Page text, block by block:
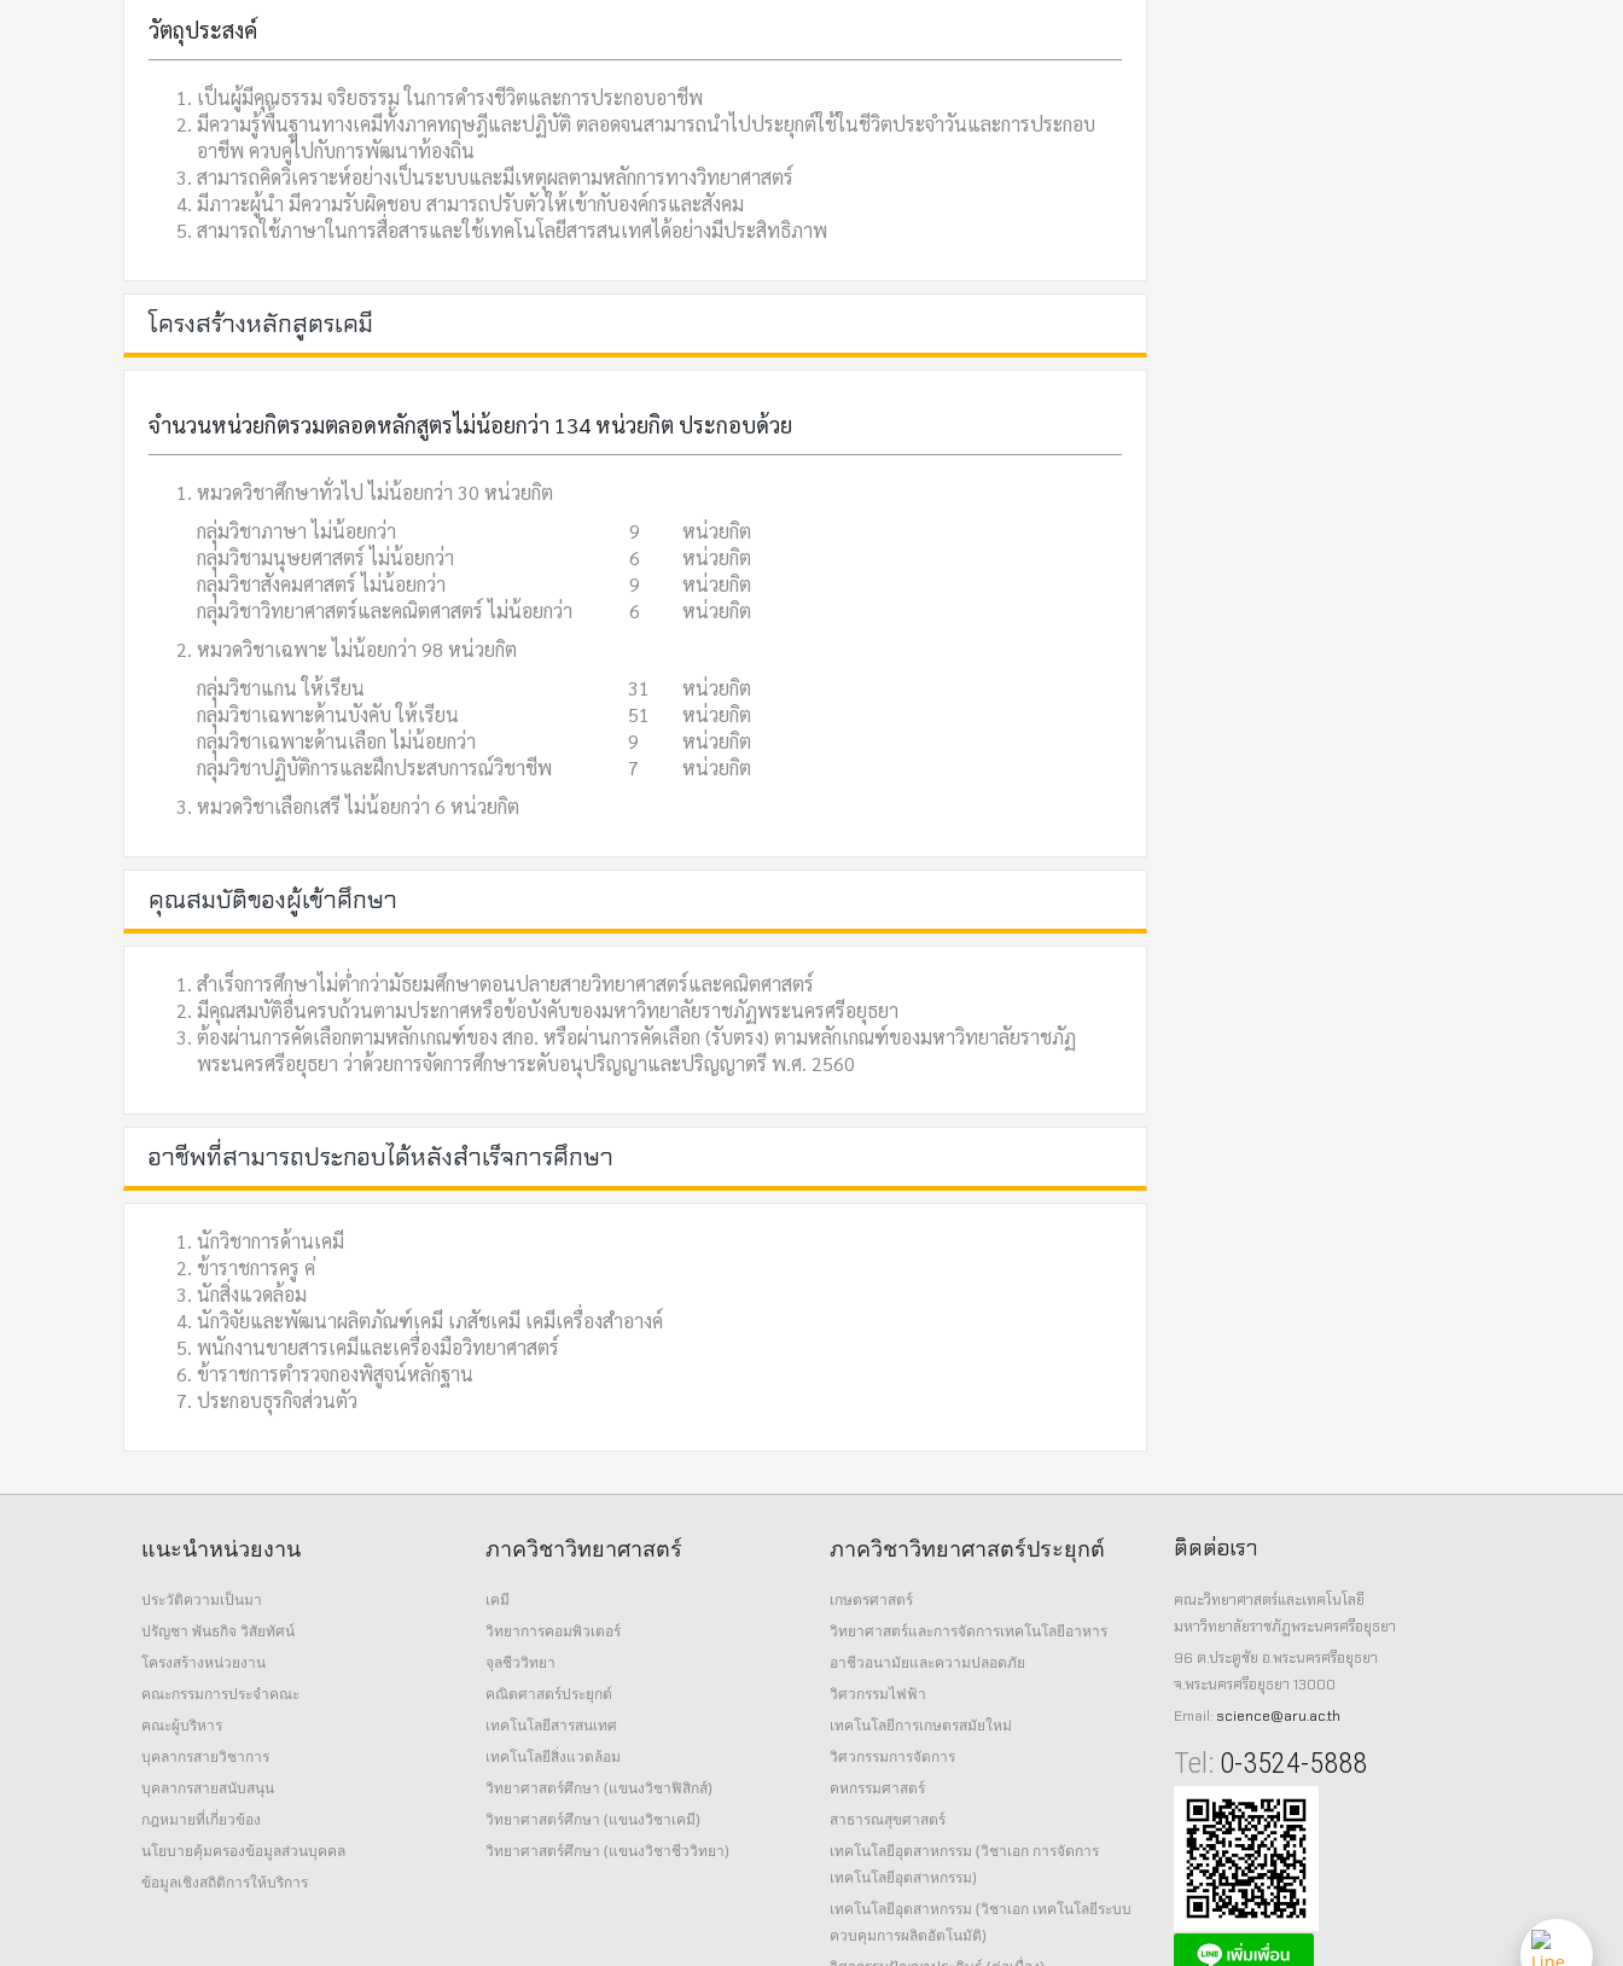
วัตถุประสงค์
เป็นผู้มีคุณธรรม จริยธรรม ในการดำรงชีวิตและการประกอบอาชีพ
มีความรู้พื้นฐานทางเคมีทั้งภาคทฤษฎีและปฏิบัติ ตลอดจนสามารถนำไปประยุกต์ใช้ในชีวิตประจำวันและการประกอบ
อาชีพ ควบคู่ไปกับการพัฒนาท้องถิ่น
สามารถคิดวิเคราะห์อย่างเป็นระบบและมีเหตุผลตามหลักการทางวิทยาศาสตร์
มีภาวะผู้นำ มีความรับผิดชอบ สามารถปรับตัวให้เข้ากับองค์กรและสังคม
สามารถใช้ภาษาในการสื่อสารและใช้เทคโนโลยีสารสนเทศได้อย่างมีประสิทธิภาพ
โครงสร้างหลักสูตรเคมี
จำนวนหน่วยกิตรวมตลอดหลักสูตรไม่น้อยกว่า 134 หน่วยกิต ประกอบด้วย
หมวดวิชาศึกษาทั่วไป ไม่น้อยกว่า 30 หน่วยกิต
กลุ่มวิชาภาษา ไม่น้อยกว่า
9
หน่วยกิต
กลุ่มวิชามนุษยศาสตร์ ไม่น้อยกว่า
6
หน่วยกิต
กลุ่มวิชาสังคมศาสตร์ ไม่น้อยกว่า
9
หน่วยกิต
กลุ่มวิชาวิทยาศาสตร์และคณิตศาสตร์ ไม่น้อยกว่า
6
หน่วยกิต
หมวดวิชาเฉพาะ ไม่น้อยกว่า 98 หน่วยกิต
กลุ่มวิชาแกน ให้เรียน
31
หน่วยกิต
กลุ่มวิชาเฉพาะด้านบังคับ ให้เรียน
51
หน่วยกิต
กลุ่มวิชาเฉพาะด้านเลือก ไม่น้อยกว่า
9
หน่วยกิต
กลุ่มวิชาปฏิบัติการและฝึกประสบการณ์วิชาชีพ
7
หน่วยกิต
หมวดวิชาเลือกเสรี ไม่น้อยกว่า 6 หน่วยกิต
คุณสมบัติของผู้เข้าศึกษา
สำเร็จการศึกษาไม่ต่ำกว่ามัธยมศึกษาตอนปลายสายวิทยาศาสตร์และคณิตศาสตร์
มีคุณสมบัติอื่นครบถ้วนตามประกาศหรือข้อบังคับของมหาวิทยาลัยราชภัฏพระนครศรีอยุธยา
ต้องผ่านการคัดเลือกตามหลักเกณฑ์ของ สกอ. หรือผ่านการคัดเลือก (รับตรง) ตามหลักเกณฑ์ของมหาวิทยาลัยราชภัฏ
พระนครศรีอยุธยา ว่าด้วยการจัดการศึกษาระดับอนุปริญญาและปริญญาตรี พ.ศ. 2560
อาชีพที่สามารถประกอบได้หลังสำเร็จการศึกษา
นักวิชาการด้านเคมี
ข้าราชการครู ค่
นักสิ่งแวดล้อม
นักวิจัยและพัฒนาผลิตภัณฑ์เคมี เภสัชเคมี เคมีเครื่องสำอางค์
พนักงานขายสารเคมีและเครื่องมือวิทยาศาสตร์
ข้าราชการตำรวจกองพิสูจน์หลักฐาน
ประกอบธุรกิจส่วนตัว
แนะนำหน่วยงาน
ประวัติความเป็นมา
ปรัญชา พันธกิจ วิสัยทัศน์
โครงสร้างหน่วยงาน
คณะกรรมการประจำคณะ
คณะผู้บริหาร
บุคลากรสายวิชาการ
บุคลากรสายสนับสนุน
กฎหมายที่เกี่ยวข้อง
นโยบายคุ้มครองข้อมูลส่วนบุคคล
ข้อมูลเชิงสถิติการให้บริการ
ภาควิชาวิทยาศาสตร์
เคมี
วิทยาการคอมพิวเตอร์
จุลชีววิทยา
คณิตศาสตร์ประยุกต์
เทคโนโลยีสารสนเทศ
เทคโนโลยีสิ่งแวดล้อม
วิทยาศาสตร์ศึกษา (แขนงวิชาฟิสิกส์)
วิทยาศาสตร์ศึกษา (แขนงวิชาเคมี)
วิทยาศาสตร์ศึกษา (แขนงวิชาชีววิทยา)
ภาควิชาวิทยาศาสตร์ประยุกต์
เกษตรศาสตร์
วิทยาศาสตร์และการจัดการเทคโนโลยีอาหาร
อาชีวอนามัยและความปลอดภัย
วิศวกรรมไฟฟ้า
เทคโนโลยีการเกษตรสมัยใหม่
วิศวกรรมการจัดการ
คหกรรมศาสตร์
สาธารณสุขศาสตร์
เทคโนโลยีอุตสาหกรรม (วิชาเอก การจัดการ
เทคโนโลยีอุตสาหกรรม)
เทคโนโลยีอุตสาหกรรม (วิชาเอก เทคโนโลยีระบบ
ควบคุมการผลิตอัตโนมัติ)
ติดต่อเรา
คณะวิทยาศาสตร์และเทคโนโลยี
มหาวิทยาลัยราชภัฏพระนครศรีอยุธยา
96 ต.ประตูชัย อ.พระนครศรีอยุธยา
จ.พระนครศรีอยุธยา 13000
Email: science@aru.ac.th
Tel: 0-3524-5888